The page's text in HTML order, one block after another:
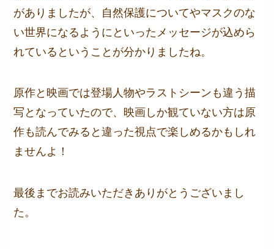
がありましたが、自然保護についてやマスクのな
い世界になるようにといったメッセージが込めら
れているということが分かりましたね。
原作と映画では登場人物やラストシーンも違う描
写となっていたので、映画しか観ていない方は原
作も読んでみると違った視点で楽しめるかもしれ
ませんよ！
最後までお読みいただきありがとうございまし
た。